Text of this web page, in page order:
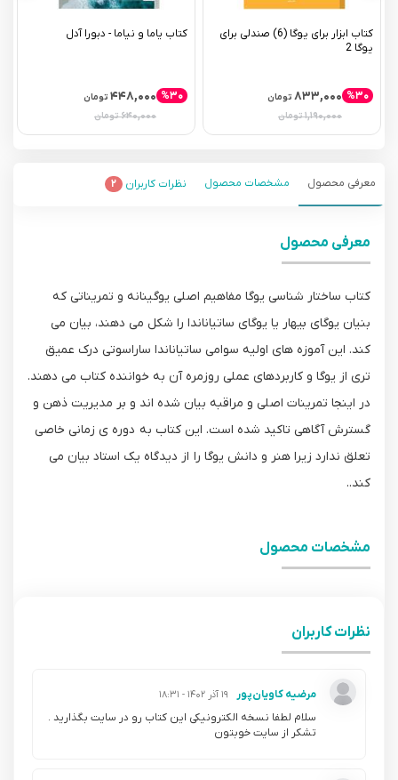
کتاب ابزار برای یوگا (6) صندلی برای
یوگا 2
۸۳۳,۰۰۰ تومان
۱,۱۹۰,۰۰۰تومان
%۳۰
کتاب یاما و نیاما - دبورا آدل
۴۴۸,۰۰۰ تومان
۶۴۰,۰۰۰تومان
%۳۰
معرفی محصول مشخصات محصول نظرات کاربران ۲
معرفی محصول
کتاب ساختار شناسی یوگا مفاهیم اصلی یوگینانه و تمریناتی که
بنیان یوگای بیهار یا یوگای ساتیاناندا را شکل می دهند، بیان می
کند. این آموزه های اولیه سوامی ساتیاناندا ساراسوتی درک عمیق
تری از یوگا و کاربردهای عملی روزمره آن به خواننده کتاب می دهند.
در اینجا تمرینات اصلی و مراقبه بیان شده اند و بر مدیریت ذهن و
گسترش آگاهی تاکید شده است. این کتاب به دوره ی زمانی خاصی
تعلق ندارد زیرا هنر و دانش یوگا را از دیدگاه یک استاد بیان می
کند..
مشخصات محصول
نظرات کاربران
مرضیه کاویان‌پور ۱۹ آذر ۱۴۰۲ - ۱۸:۳۱
سلام لطفا نسخه الکترونیکی این کتاب رو در سایت بگذارید .
تشکر از سایت خوبتون